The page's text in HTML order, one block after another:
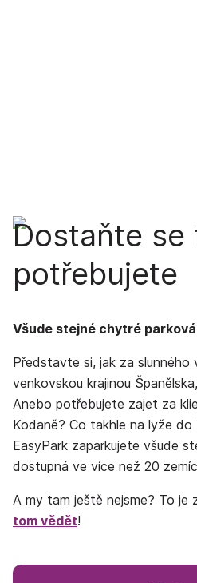
Dostaňte se
potřebujete
Všude stejné chytré
Představte si, jak za slunného
venkovskou krajinou
Anebo potřebujete zajet za
Kodaně? Co takhle na lyže do
EasyPark zaparkujete všude
dostupná ve více než 20
A my tam ještě nejsme? To je
tom vědět!